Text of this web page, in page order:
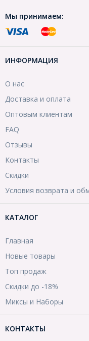
Мы принимаем:
ИНФОРМАЦИЯ
О нас
Доставка и оплата
Оптовым клиентам
FAQ
Отзывы
Контакты
Скидки
Условия возврата и
КАТАЛОГ
Главная
Новые товары
Топ продаж
Скидки до -18%
Миксы и Наборы
КОНТАКТЫ